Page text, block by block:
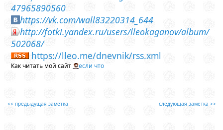
47965890560
https://vk.com/wall83220314_644
http://fotki.yandex.ru/users/lleokaganov/album/
502068/
https://lleo.me/dnevnik/rss.xml
Как читать мой сайт если что
<< предыдущая заметка следующая заметка >>